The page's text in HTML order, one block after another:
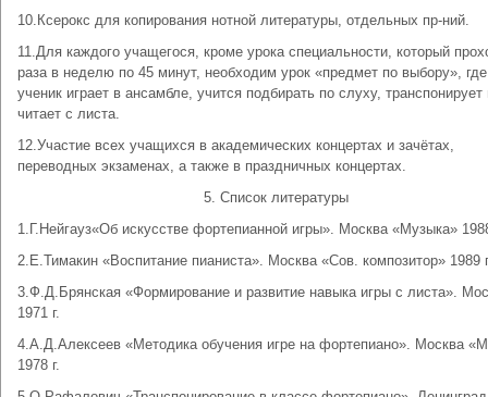
10.Ксерокс для копирования нотной литературы, отдельных пр-ний.
11.Для каждого учащегося, кроме урока специальности, который
раза в неделю по 45 минут, необходим урок «предмет по выбору», где
ученик играет в ансамбле, учится подбирать по слуху, транспонирует
читает с листа.
12.Участие всех учащихся в академических концертах и зачётах,
переводных экзаменах, а также в праздничных концертах.
5. Список литературы
1.Г.Нейгауз«Об искусстве фортепианной игры». Москва «Музыка»
2.Е.Тимакин «Воспитание пианиста». Москва «Сов. композитор» 1989
3.Ф.Д.Брянская «Формирование и развитие навыка игры с листа».
1971 г.
4.А.Д.Алексеев «Методика обучения игре на фортепиано». Москва
1978 г.